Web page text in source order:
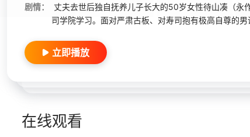
剧情：
丈夫去世后独自抚养儿子长大的50岁女性待山凑（永
司学院学习。面对严肃古板、对寿司抱有极高自尊的
立即播放
在线观看